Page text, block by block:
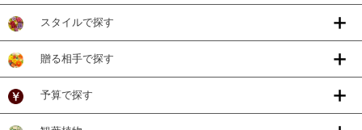
スタイルで探す
贈る相手で探す
予算で探す